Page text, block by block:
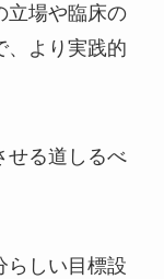
立場や臨床の
、より実践的
せる道しるべ
らしい目標設